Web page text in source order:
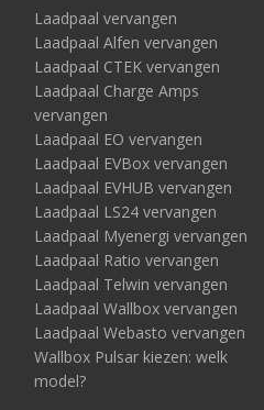
Laadpaal vervangen
Laadpaal Alfen vervangen
Laadpaal CTEK vervangen
Laadpaal Charge Amps
vervangen
Laadpaal EO vervangen
Laadpaal EVBox vervangen
Laadpaal EVHUB vervangen
Laadpaal LS24 vervangen
Laadpaal Myenergi vervangen
Laadpaal Ratio vervangen
Laadpaal Telwin vervangen
Laadpaal Wallbox vervangen
Laadpaal Webasto vervangen
Wallbox Pulsar kiezen: welk
model?